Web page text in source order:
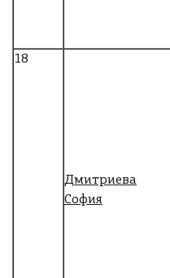
18
Дмитриева
София